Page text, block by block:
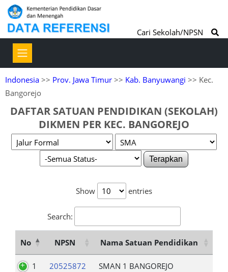
Cari Sekolah/NPSN
Indonesia >> Prov. Jawa Timur >> Kab. Banyuwangi >> Kec.
Bangorejo
DAFTAR SATUAN PENDIDIKAN (SEKOLAH)
DIKMEN PER KEC. BANGOREJO
Terapkan
Show entries
Search:
No NPSN Nama Satuan Pendidikan
1 20525872 SMAN 1 BANGOREJO